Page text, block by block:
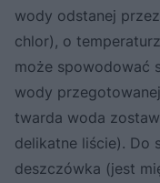
wody odstanej
chlor), o
może spowodować
wody
twarda woda
delikatne liście). Do
deszczówka (jest